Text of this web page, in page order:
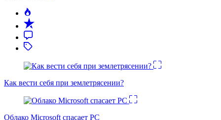
Как вести себя при землетрясении?
Облако Microsoft спасает PC